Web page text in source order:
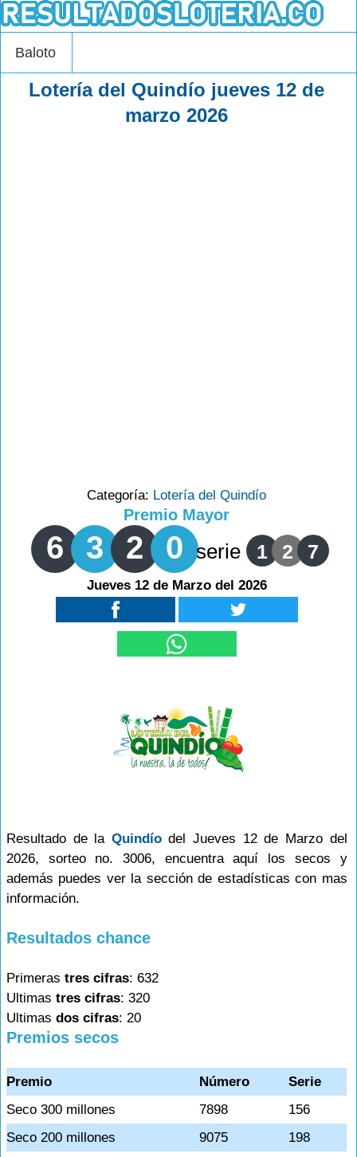
Baloto
Lotería del Quindío jueves 12 de
marzo 2026
Categoría: Lotería del Quindío
Premio Mayor
6 3 2 0 serie 1 2 7
Jueves 12 de Marzo del 2026
Resultado de la Quindíodel Jueves 12 de Marzo del
2026, sorteo no. 3006, encuentra aquí los secos y
además puedes ver la sección de estadísticas con mas
información.
Resultados chance
Primeras tres cifras: 632
Ultimas tres cifras: 320
Ultimas dos cifras: 20
Premios secos
Premio Número
Serie
Seco 300 millones
7898
156
Seco 200 millones
9075
198